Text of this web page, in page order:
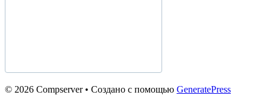
© 2026 Compserver• Создано с помощью GeneratePress